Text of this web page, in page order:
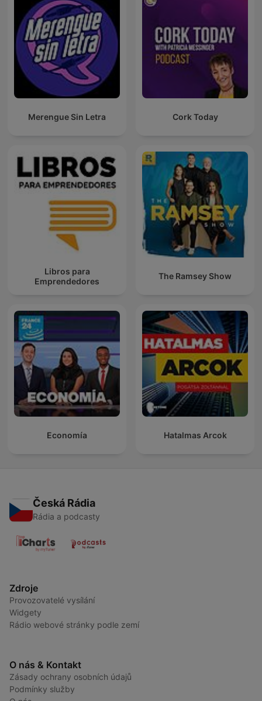
Merengue Sin Letra Cork Today
Libros para
Emprendedores
The Ramsey Show
Economía Hatalmas Arcok
Česká Rádia
Rádia a podcasty
Zdroje
Provozovatelé vysílání
Widgety
Rádio webové stránky podle zemí
O nás & Kontakt
Zásady ochrany osobních údajů
Podmínky služby